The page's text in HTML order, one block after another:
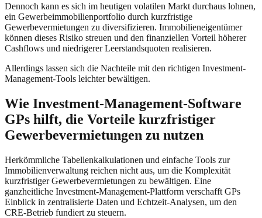
Dennoch kann es sich im heutigen volatilen Markt durchaus lohnen,
ein Gewerbeimmobilienportfolio durch kurzfristige
Gewerbevermietungen zu diversifizieren. Immobilieneigentümer
können dieses Risiko streuen und den finanziellen Vorteil höherer
Cashflows und niedrigerer Leerstandsquoten realisieren.
Allerdings lassen sich die Nachteile mit den richtigen Investment-
Management-Tools leichter bewältigen.
Wie Investment-Management-Software
GPs hilft, die Vorteile kurzfristiger
Gewerbevermietungen zu nutzen
Herkömmliche Tabellenkalkulationen und einfache Tools zur
Immobilienverwaltung reichen nicht aus, um die Komplexität
kurzfristiger Gewerbevermietungen zu bewältigen. Eine
ganzheitliche Investment-Management-Plattform verschafft GPs
Einblick in zentralisierte Daten und Echtzeit-Analysen, um den
CRE-Betrieb fundiert zu steuern.